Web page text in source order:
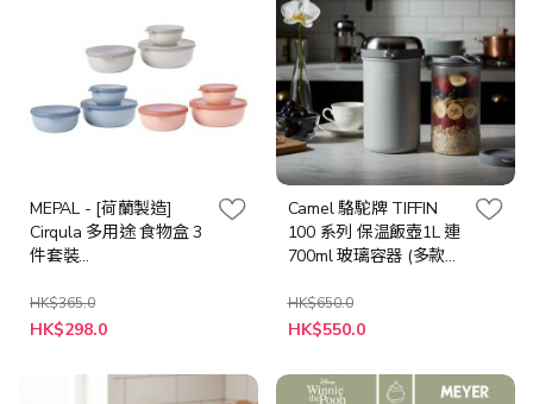
MEPAL - [荷蘭製造]
Cirqula 多用途 食物盒 3
件套裝
色可選)
HK$365.0
HK$298.0
Camel 駱駝牌 TIFFIN
100 系列 保温飯壺1L 連
700ml 玻璃容器 (多款顏
HK$650.0
HK$550.0